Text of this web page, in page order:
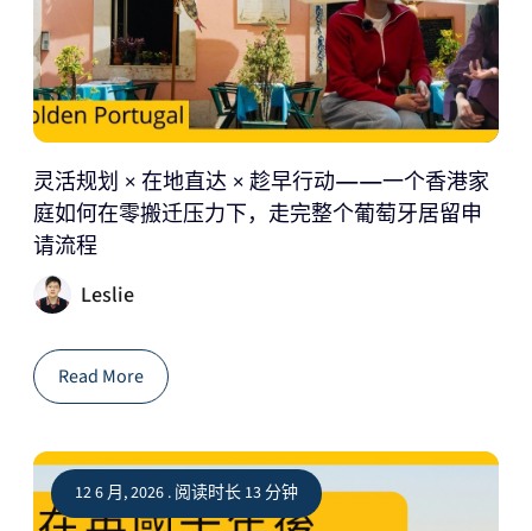
灵活规划 × 在地直达 × 趁早行动——一个香港家
庭如何在零搬迁压力下，走完整个葡萄牙居留申
请流程
Leslie
Read More
12 6 月, 2026 . 阅读时长 13 分钟